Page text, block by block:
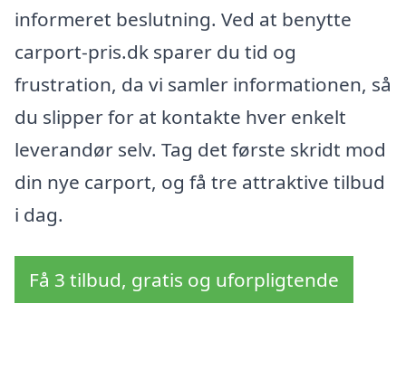
informeret beslutning. Ved at benytte
carport-pris.dk sparer du tid og
frustration, da vi samler informationen, så
du slipper for at kontakte hver enkelt
leverandør selv. Tag det første skridt mod
din nye carport, og få tre attraktive tilbud
i dag.
Få 3 tilbud, gratis og uforpligtende